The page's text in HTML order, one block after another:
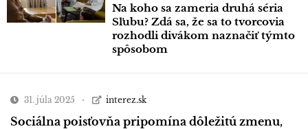
Na koho sa zameria druhá séria
Sľubu? Zdá sa, že sa to tvorcovia
rozhodli divákom naznačiť týmto
spôsobom
31. júla 2025 interez.sk
Sociálna poisťovňa pripomína dôležitú zmenu,